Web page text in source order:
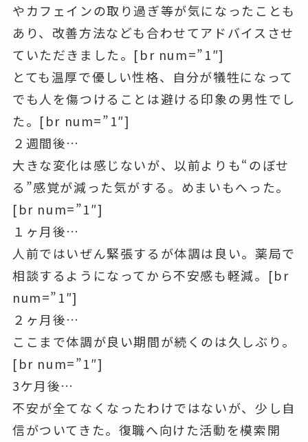
やカフェインの取り過ぎ等が気になったことも
あり、改善方法なども合わせてアドバイスさせ
ていただきました。[br num=”1″]
とても温厚で優しい性格、自分が犠牲になって
でも人を傷つけることは避ける印象の男性でし
た。[br num=”1″]
２週間後…
大きな変化は感じないが、以前よりも“のぼせ
る”感覚が減った気がする。めまいもへった。
[br num=”1″]
１ヶ月後…
人前ではいぜん緊張するが体調は良い。薬局で
相談するようになってから不安感も軽減。[br
num=”1″]
２ヶ月後…
ここまで体調が良い期間が続くのは久しぶり。
[br num=”1″]
3ケ月後…
不安が全てなくなったわけではないが、少し自
信がついてきた。復職へ向けた活動を模索開